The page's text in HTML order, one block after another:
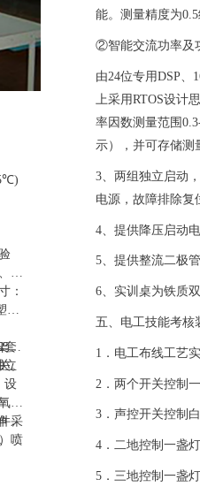
可
：
套
立
下
。
设
化
采
喷
，
牢
能。测量精度为
②智能交流功率及
由24位专用DSP
上采用RTOS设
率因数测量范围
示），并可存储测
3、两组独立启动
电源，故障排除复
4、提供降压启动
5、提供整流二极管
6、实训桌为铁质
五、 电工技能考核
1．电工布线工艺实
2．两个开关控制
3．声控开关控制
4．二地控制一盏
5．三地控制一盏